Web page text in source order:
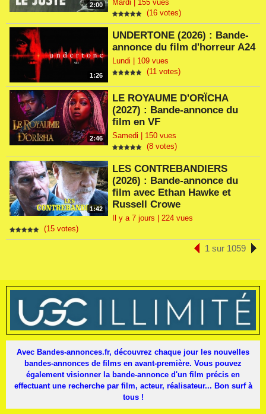
2:00
Mardi | 155 vues
(16 votes)
1:26
UNDERTONE (2026) : Bande-
annonce du film d'horreur A24
Lundi | 109 vues
(11 votes)
2:46
LE ROYAUME D'ORÏCHA
(2027) : Bande-annonce du
film en VF
Samedi | 150 vues
(8 votes)
1:42
LES CONTREBANDIERS
(2026) : Bande-annonce du
film avec Ethan Hawke et
Russell Crowe
Il y a 7 jours | 224 vues
(15 votes)
1 sur 1059
Avec Bandes-annonces.fr, découvrez chaque jour les nouvelles
bandes-annonces de films en avant-première. Vous pouvez
également visionner la bande-annonce d'un film précis en
effectuant une recherche par film, acteur, réalisateur... Bon surf à
tous !